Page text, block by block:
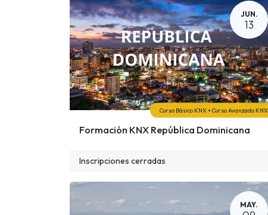
JUN.
13
Curso Básico KNX + Curso Avanzado KNX
Formación KNX República Dominicana
Inscripciones cerradas
MAY.